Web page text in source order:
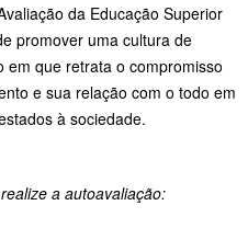
da Educação Superior
promover uma cultura de
em que retrata o compromisso
e sua relação com o todo em
à sociedade.
a autoavaliação: